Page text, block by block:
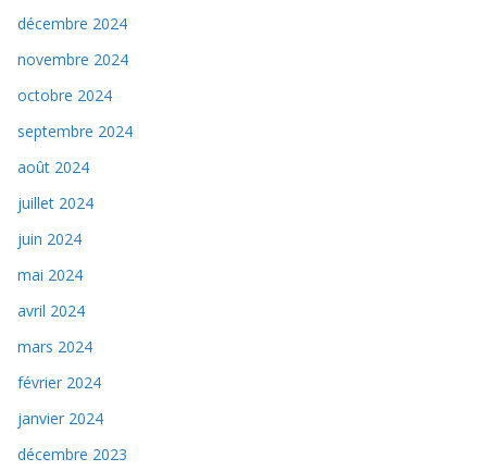
décembre 2024
novembre 2024
octobre 2024
septembre 2024
août 2024
juillet 2024
juin 2024
mai 2024
avril 2024
mars 2024
février 2024
janvier 2024
décembre 2023